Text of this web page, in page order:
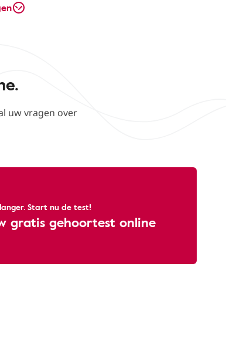
uw vragen over
Start nu de test!
gratis gehoortest online